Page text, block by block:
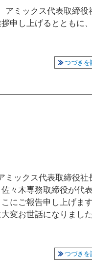
アミックス代表取締役
申し上げるとともに
つづきを
ミックス代表取締役社
々木専務取締役が代
にご報告申し上げます
変お世話になりまし
つづきを